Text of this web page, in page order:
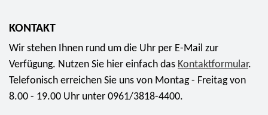
KONTAKT
Wir stehen Ihnen rund um die Uhr per E-Mail zur
Verfügung. Nutzen Sie hier einfach das Kontaktformular.
Telefonisch erreichen Sie uns von Montag - Freitag von
8.00 - 19.00 Uhr unter 0961/3818-4400.